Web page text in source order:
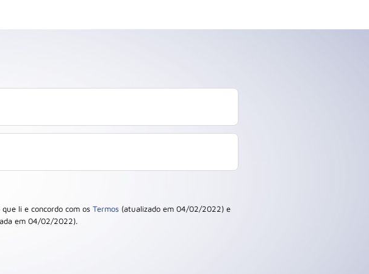
li e concordo com os Termos (atualizado em 04/02/2022) e
em 04/02/2022).